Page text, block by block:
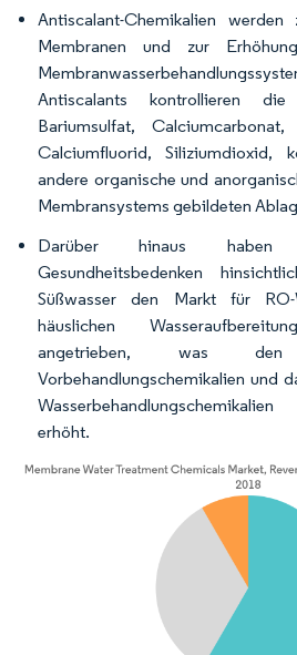
Antiscalant-Chemikalien
Membranen und zur
Antiscalants kontrollieren
Bariumsulfat,
Calciumfluorid, Siliziumdioxid,
andere organische und
Membransystems gebildeten
Darüber hinaus haben
Gesundheitsbedenken
Süßwasser den Markt für
häuslichen
angetrieben, was
Vorbehandlungschemikalien und
erhöht.